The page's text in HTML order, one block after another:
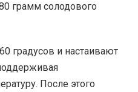
грамм солодового
градусов и настаивают
После этого